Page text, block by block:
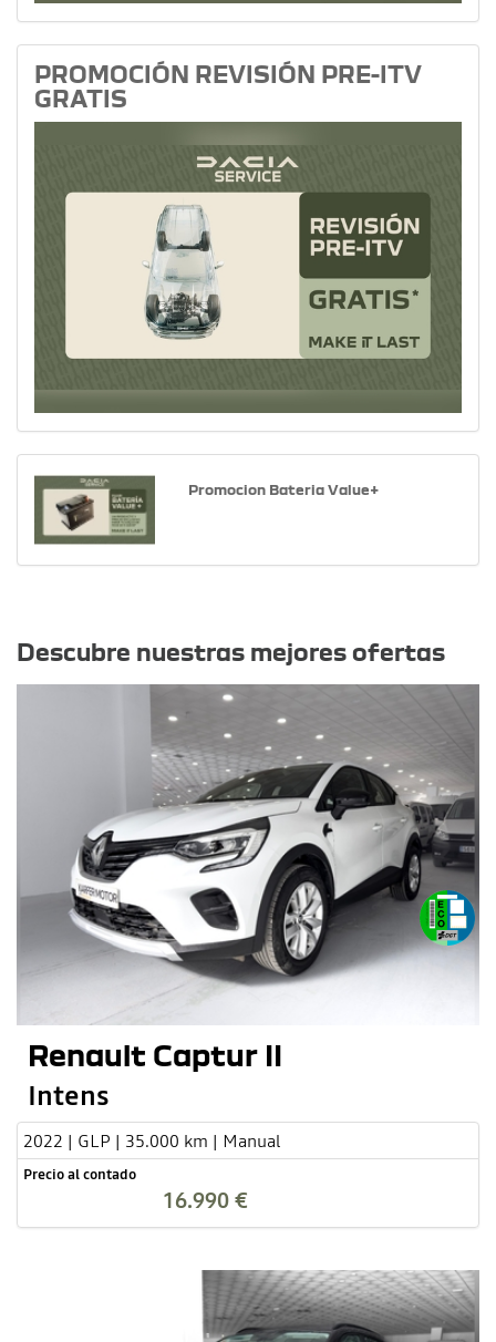
PROMOCIÓN REVISIÓN PRE-ITV
GRATIS
Promocion Bateria Value+
Descubre nuestras mejores ofertas
Renault Captur II
Intens
2022 | GLP | 35.000 km | Manual
Precio al contado
16.990 €